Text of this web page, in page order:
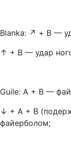
Blanka: ↗ + В —
↑ + В — удар
Guile: А + В —
↓ + А + В
файерболом;